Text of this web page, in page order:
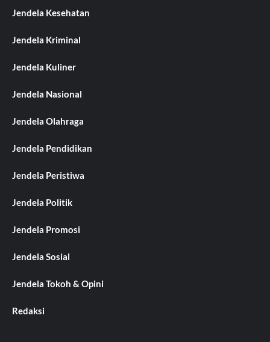
Jendela Kesehatan
Jendela Kriminal
Jendela Kuliner
Jendela Nasional
Jendela Olahraga
Jendela Pendidikan
Jendela Peristiwa
Jendela Politik
Jendela Promosi
Jendela Sosial
Jendela Tokoh & Opini
Redaksi